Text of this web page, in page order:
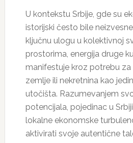
U kontekstu Srbije, gde su
istorijski često bile
ključnu ulogu u kolektivnoj
prostorima, energija druge
manifestuje kroz potrebu
zemlje ili nekretnina kao
utočišta. Razumevanjem
potencijala, pojedinac u
lokalne ekonomske
aktivirati svoje autentične